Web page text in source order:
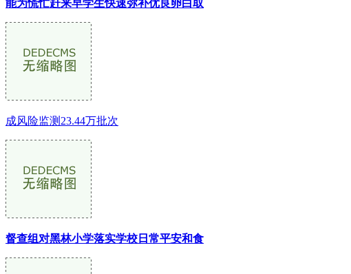
能为慌忙赶来早学生快速弥补优良卵白取
成风险监测23.44万批次
督查组对黑林小学落实学校日常平安和食